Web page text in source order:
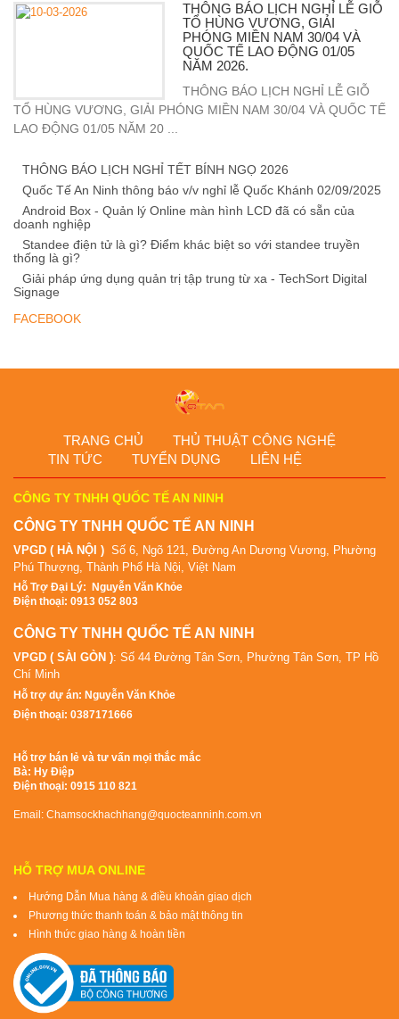
THÔNG BÁO LỊCH NGHỈ LỄ GIỖ
TỔ HÙNG VƯƠNG, GIẢI
PHÓNG MIỀN NAM 30/04 VÀ
QUỐC TẾ LAO ĐỘNG 01/05
NĂM 2026.
THÔNG BÁO LỊCH NGHỈ LỄ GIỖ
TỔ HÙNG VƯƠNG, GIẢI PHÓNG MIỀN NAM 30/04 VÀ QUỐC TẾ
LAO ĐỘNG 01/05 NĂM 20 ...
THÔNG BÁO LỊCH NGHỈ TẾT BÍNH NGỌ 2026
Quốc Tế An Ninh thông báo v/v nghỉ lễ Quốc Khánh 02/09/2025
Android Box - Quản lý Online màn hình LCD đã có sẵn của
doanh nghiệp
Standee điện tử là gì? Điểm khác biệt so với standee truyền
thống là gì?
Giải pháp ứng dụng quản trị tập trung từ xa - TechSort Digital
Signage
FACEBOOK
TRANG CHỦ
THỦ THUẬT CÔNG NGHỆ
TIN TỨC
TUYỂN DỤNG LIÊN HỆ
CÔNG TY TNHH QUỐC TẾ AN NINH
CÔNG TY TNHH QUỐC TẾ AN NINH
VPGD ( HÀ NỘI ) Số 6, Ngõ 121, Đường An Dương Vương, Phường
Phú Thượng, Thành Phố Hà Nội, Việt Nam
Hỗ Trợ Đại Lý: Nguyễn Văn Khỏe
Điện thoại: 0913 052 803
CÔNG TY TNHH QUỐC TẾ AN NINH
VPGD ( SÀI GÒN ): Số 44 Đường Tân Sơn, Phường Tân Sơn, TP Hồ
Chí Minh
Hỗ trợ dự án: Nguyễn Văn Khỏe
Điện thoại: 0387171666
Hỗ trợ bán lẻ và tư vấn mọi thắc mắc
Bà: Hy Điệp
Điện thoại: 0915 110 821
Email: Chamsockhachhang@quocteanninh.com.vn
HỖ TRỢ MUA ONLINE
Hướng Dẫn Mua hàng & điều khoản giao dịch
Phương thức thanh toán & bảo mật thông tin
Hình thức giao hàng & hoàn tiền